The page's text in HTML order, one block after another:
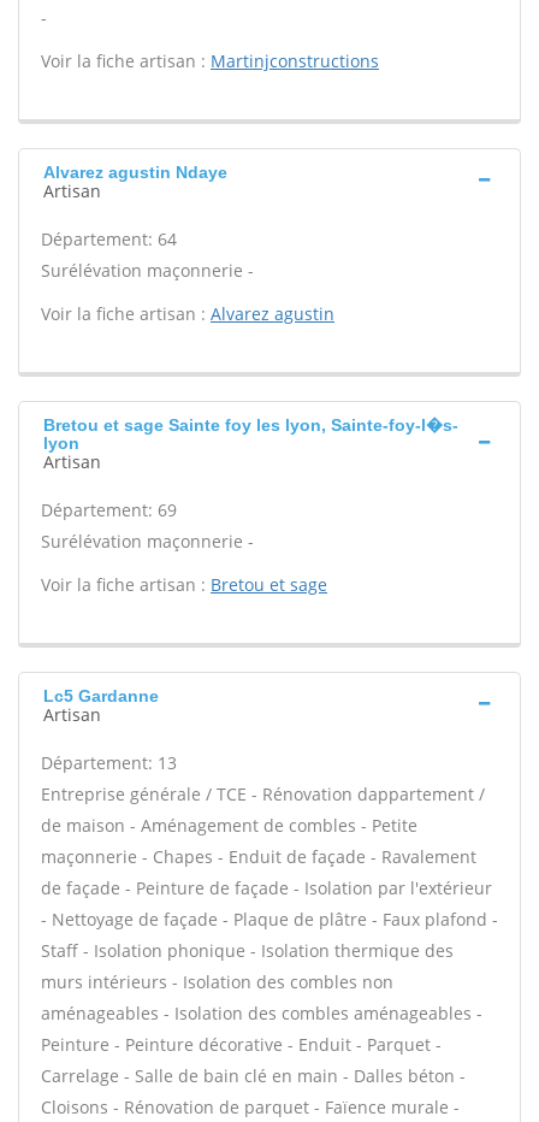
-
Voir la fiche artisan : Martinjconstructions
Alvarez agustin Ndaye
Artisan
Département: 64
Surélévation maçonnerie -
Voir la fiche artisan : Alvarez agustin
Bretou et sage Sainte foy les lyon, Sainte-foy-l�s-
lyon
Artisan
Département: 69
Surélévation maçonnerie -
Voir la fiche artisan : Bretou et sage
Lc5 Gardanne
Artisan
Département: 13
Entreprise générale / TCE - Rénovation dappartement /
de maison - Aménagement de combles - Petite
maçonnerie - Chapes - Enduit de façade - Ravalement
de façade - Peinture de façade - Isolation par l'extérieur
- Nettoyage de façade - Plaque de plâtre - Faux plafond -
Staff - Isolation phonique - Isolation thermique des
murs intérieurs - Isolation des combles non
aménageables - Isolation des combles aménageables -
Peinture - Peinture décorative - Enduit - Parquet -
Carrelage - Salle de bain clé en main - Dalles béton -
Cloisons - Rénovation de parquet - Faïence murale -